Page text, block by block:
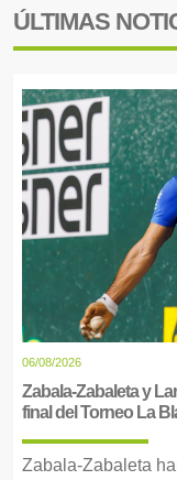
ÚLTIMAS
06/08/2026
Zabala-Zabaleta y
final del Torneo La
Zabala-Zabaleta